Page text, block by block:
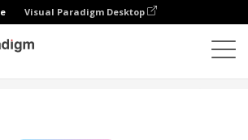
Visual Paradigm Desktop